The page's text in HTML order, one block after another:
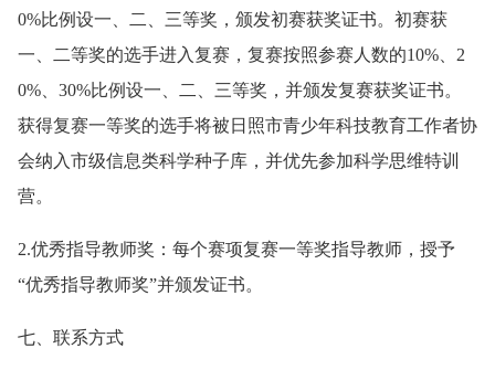
0%比例设一、二、三等奖，颁发初赛获奖证书。初赛获
一、二等奖的选手进入复赛，复赛按照参赛人数的10%、2
0%、30%比例设一、二、三等奖，并颁发复赛获奖证书。
获得复赛一等奖的选手将被日照市青少年科技教育工作者协
会纳入市级信息类科学种子库，并优先参加科学思维特训
营。
2.优秀指导教师奖：每个赛项复赛一等奖指导教师，授予
“优秀指导教师奖”并颁发证书。
七、联系方式